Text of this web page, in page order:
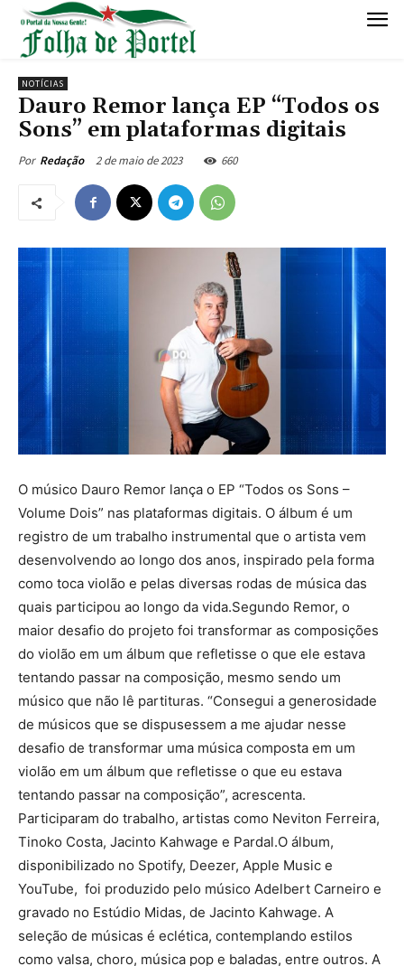
NOTÍCIAS
Dauro Remor lança EP “Todos os
Sons” em plataformas digitais
Por Redação 2 de maio de 2023 660
O músico Dauro Remor lança o EP “Todos os Sons –
Volume Dois” nas plataformas digitais. O álbum é um
registro de um trabalho instrumental que o artista vem
desenvolvendo ao longo dos anos, inspirado pela forma
como toca violão e pelas diversas rodas de música das
quais participou ao longo da vida.Segundo Remor, o
maior desafio do projeto foi transformar as composições
do violão em um álbum que refletisse o que ele estava
tentando passar na composição, mesmo sendo um
músico que não lê partituras. “Consegui a generosidade
de músicos que se dispusessem a me ajudar nesse
desafio de transformar uma música composta em um
violão em um álbum que refletisse o que eu estava
tentando passar na composição”, acrescenta.
Participaram do trabalho, artistas como Neviton Ferreira,
Tinoko Costa, Jacinto Kahwage e Pardal.O álbum,
disponibilizado no Spotify, Deezer, Apple Music e
YouTube, foi produzido pelo músico Adelbert Carneiro e
gravado no Estúdio Midas, de Jacinto Kahwage. A
seleção de músicas é eclética, contemplando estilos
como valsa, choro, música pop e baladas, entre outros. A